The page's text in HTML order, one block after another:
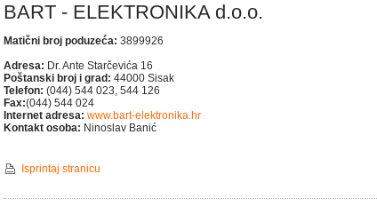
BART - ELEKTRONIKA d.o.o.
Matični broj poduzeća: 3899926
Adresa: Dr. Ante Starčevića 16
Poštanski broj i grad: 44000 Sisak
Telefon: (044) 544 023, 544 126
Fax:(044) 544 024
Internet adresa: www.bart-elektronika.hr
Kontakt osoba: Ninoslav Banić
Isprintaj stranicu